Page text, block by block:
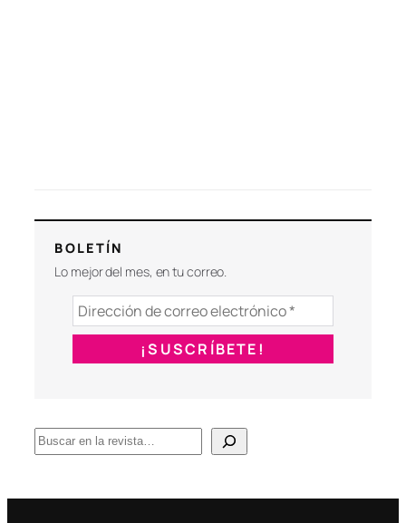
BOLETÍN
Lo mejor del mes, en tu correo.
B
u
c